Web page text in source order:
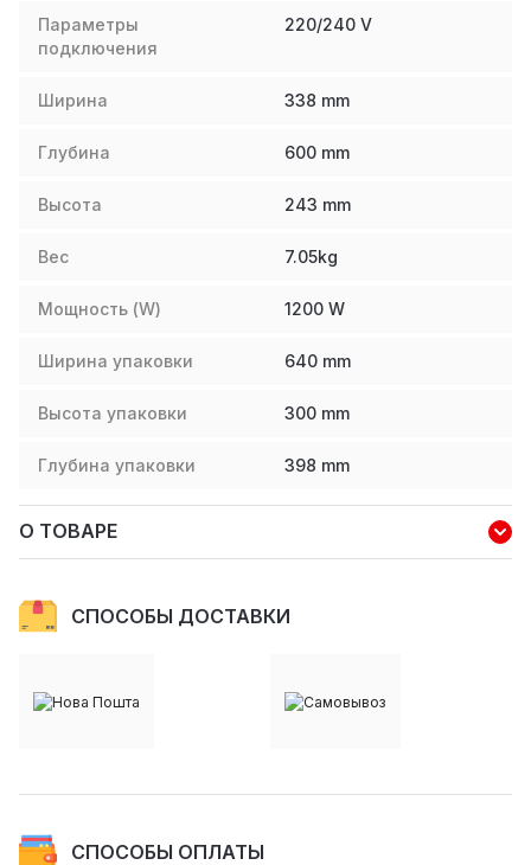
Параметры
подключения
220/240 V
Ширина 338 mm
Глубина 600 mm
Высота 243 mm
Вес 7.05kg
Мощность (W) 1200 W
Ширина упаковки 640 mm
Высота упаковки 300 mm
Глубина упаковки 398 mm
О ТОВАРЕ
СПОСОБЫ ДОСТАВКИ
СПОСОБЫ ОПЛАТЫ